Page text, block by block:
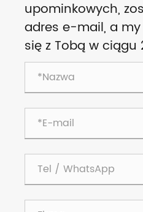
upominkowych,
adres e-mail, a
się z Tobą w ciągu